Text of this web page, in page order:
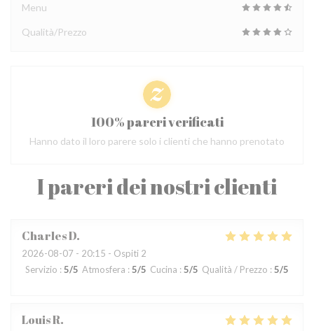
I pareri dei nostri clienti
CharlesD
2026-08-07 - 20:15 - Ospiti 2
Servizio : 5/5 Atmosfera : 5/5 Cucina : 5/5 Qualità / Prezzo : 5/5
LouisR
Menu
Qualità/Prezzo
100% pareri verificati
Hanno dato il loro parere solo i clienti che hanno prenotato